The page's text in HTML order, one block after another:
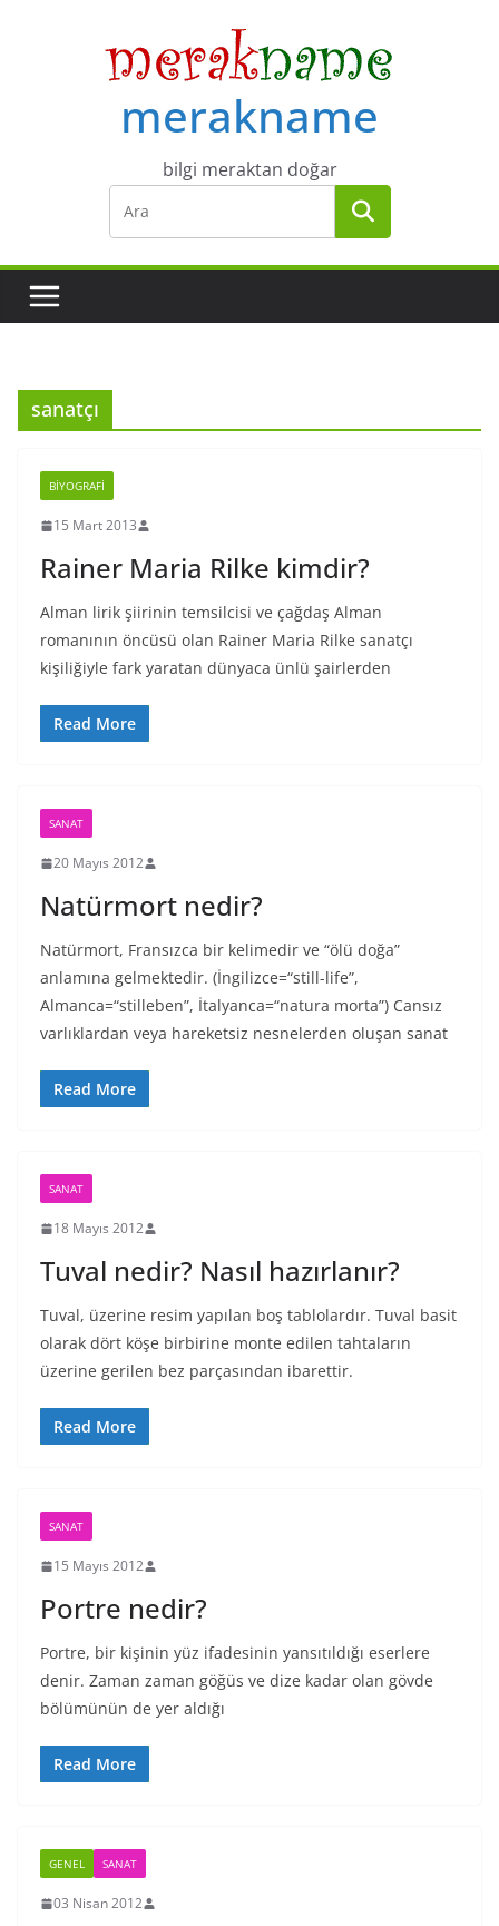
merakname
bilgi meraktan doğar
sanatçı
BIYOGRAFI
15 Mart 2013
Rainer Maria Rilke kimdir?
Alman lirik şiirinin temsilcisi ve çağdaş Alman
romanının öncüsü olan Rainer Maria Rilke sanatçı
kişiliğiyle fark yaratan dünyaca ünlü şairlerden
Read More
SANAT
20 Mayıs 2012
Natürmort nedir?
Natürmort, Fransızca bir kelimedir ve “ölü doğa”
anlamına gelmektedir. (İngilizce=“still-life”,
Almanca=“stilleben”, İtalyanca=“natura morta”) Cansız
varlıklardan veya hareketsiz nesnelerden oluşan sanat
Read More
SANAT
18 Mayıs 2012
Tuval nedir? Nasıl hazırlanır?
Tuval, üzerine resim yapılan boş tablolardır. Tuval basit
olarak dört köşe birbirine monte edilen tahtaların
üzerine gerilen bez parçasından ibarettir.
Read More
SANAT
15 Mayıs 2012
Portre nedir?
Portre, bir kişinin yüz ifadesinin yansıtıldığı eserlere
denir. Zaman zaman göğüs ve dize kadar olan gövde
bölümünün de yer aldığı
Read More
GENEL SANAT
03 Nisan 2012